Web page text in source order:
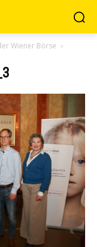
Wiener Börse